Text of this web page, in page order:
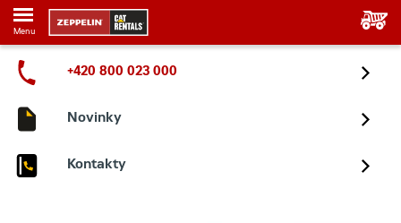
Menu
+420 800 023 000
Novinky
Kontakty